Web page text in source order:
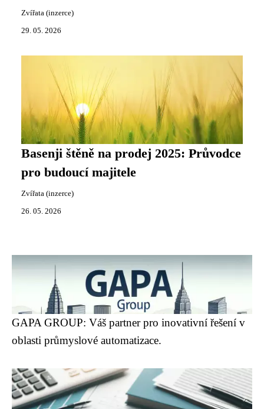
Zvířata (inzerce)
29. 05. 2026
Basenji štěně na prodej 2025: Průvodce
pro budoucí majitele
Zvířata (inzerce)
26. 05. 2026
GAPA GROUP: Váš partner pro inovativní řešení v
oblasti průmyslové automatizace.